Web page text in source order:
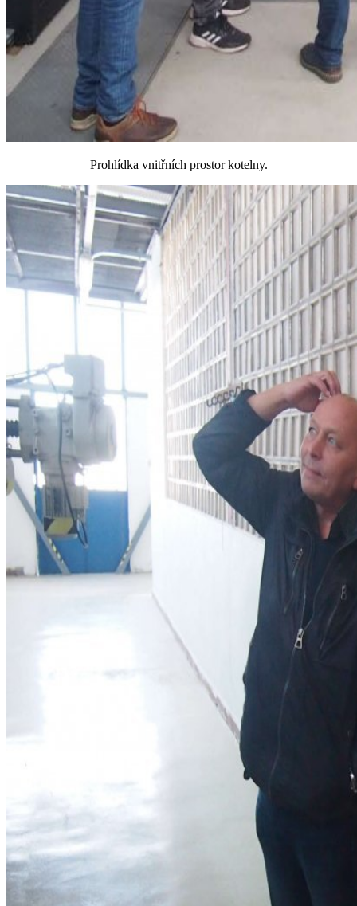
Prohlídka vnitřních prostor kotelny.